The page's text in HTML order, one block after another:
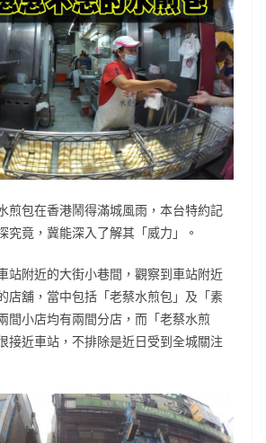
煎包在香港鬧得滿城風雨，本台特約記
究竟，冀能深入了解其「威力」。
站附近的大街小巷間，觀察到車站附近
店舖，當中包括「老蔡水煎包」及「素
間小店均有兩間分店，而「老蔡水煎
接近車站，不排除是近日受到全城關注